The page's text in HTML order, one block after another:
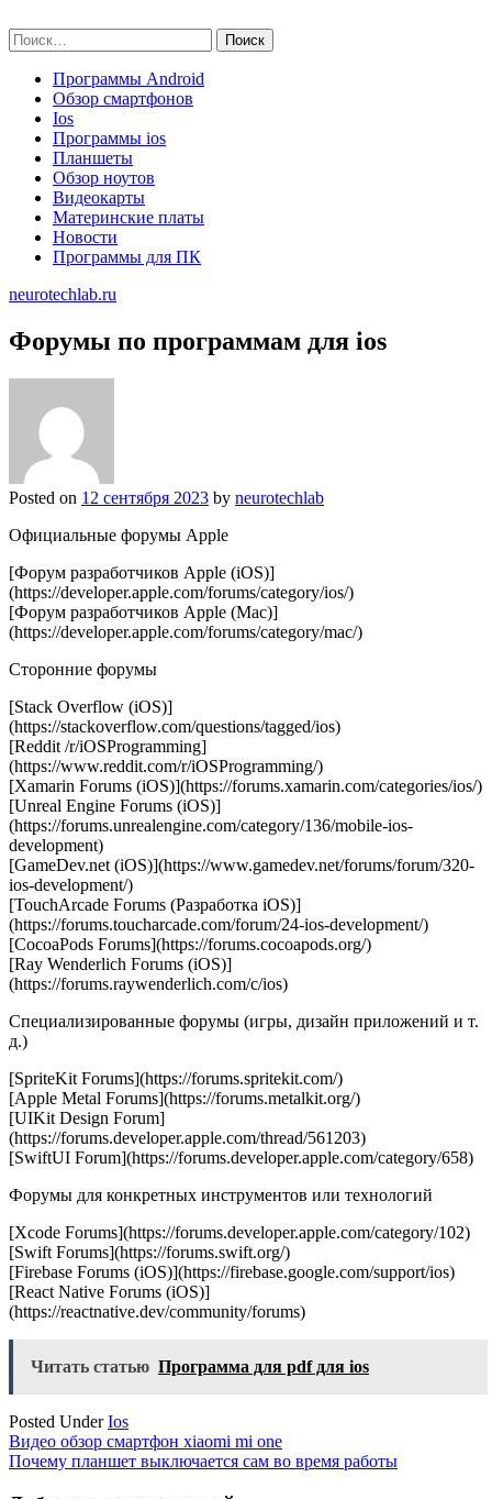
to
content
Найти:
Программы Android
Обзор смартфонов
Ios
Программы ios
Планшеты
Обзор ноутов
Видеокарты
Материнские платы
Новости
Программы для ПК
neurotechlab.ru
Форумы по программам для ios
Posted on 12 сентября 2023 by neurotechlab
Официальные форумы Apple
[Форум разработчиков Apple (iOS)]
(https://developer.apple.com/forums/category/ios/)
[Форум разработчиков Apple (Mac)]
(https://developer.apple.com/forums/category/mac/)
Сторонние форумы
[Stack Overflow (iOS)]
(https://stackoverflow.com/questions/tagged/ios)
[Reddit /r/iOSProgramming]
(https://www.reddit.com/r/iOSProgramming/)
[Xamarin Forums (iOS)](https://forums.xamarin.com/categories/ios/)
[Unreal Engine Forums (iOS)]
(https://forums.unrealengine.com/category/136/mobile-ios-
development)
[GameDev.net (iOS)](https://www.gamedev.net/forums/forum/320-
ios-development/)
[TouchArcade Forums (Разработка iOS)]
(https://forums.toucharcade.com/forum/24-ios-development/)
[CocoaPods Forums](https://forums.cocoapods.org/)
[Ray Wenderlich Forums (iOS)]
(https://forums.raywenderlich.com/c/ios)
Специализированные форумы (игры, дизайн приложений и т.
д.)
[SpriteKit Forums](https://forums.spritekit.com/)
[Apple Metal Forums](https://forums.metalkit.org/)
[UIKit Design Forum]
(https://forums.developer.apple.com/thread/561203)
[SwiftUI Forum](https://forums.developer.apple.com/category/658)
Форумы для конкретных инструментов или технологий
[Xcode Forums](https://forums.developer.apple.com/category/102)
[Swift Forums](https://forums.swift.org/)
[Firebase Forums (iOS)](https://firebase.google.com/support/ios)
[React Native Forums (iOS)]
(https://reactnative.dev/community/forums)
Читать статью Программа для pdf для ios
Posted UnderIos
Навигация
по
Видео обзор смартфон xiaomi mi one
Почему планшет выключается сам во время работы